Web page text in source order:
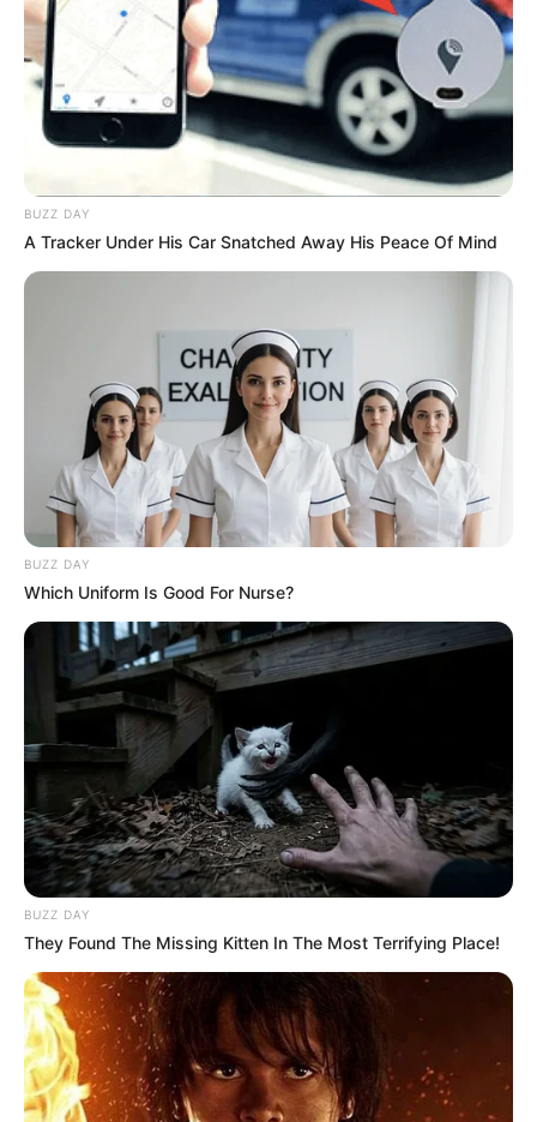
BUZZ DAY
A Tracker Under His Car Snatched Away His Peace Of Mind
BUZZ DAY
Which Uniform Is Good For Nurse?
BUZZ DAY
They Found The Missing Kitten In The Most Terrifying Place!